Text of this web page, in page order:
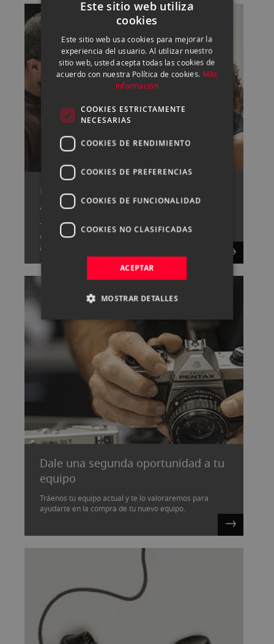
Pide cita con uno de nuestros
asesores
Tenemos un gran equipo capaz de resolver cualquier
duda que tengas sobre fotografía y vídeo,
¡consúltanos!.
Dale una segunda oportunidad a tu
equipo
Tráenos tu equipo actual y te lo valoraremos para
ayudarte en la compra de tu nuevo equipo.
ENGLISH
CATALAN
Este sitio web utiliza
cookies
Este sitio web usa cookies para mejorar la
experiencia del usuario. Al utilizar nuestro
sitio web, usted acepta todas las cookies de
acuerdo con nuestra Política de cookies. Más
información
COOKIES ESTRICTAMENTE
NECESARIAS
COOKIES DE RENDIMIENTO
COOKIES DE PREFERENCIAS
COOKIES DE FUNCIONALIDAD
COOKIES NO CLASIFICADAS
ACEPTAR
MOSTRAR DETALLES